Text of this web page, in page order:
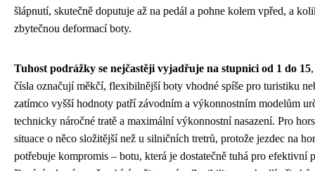
šlápnutí, skutečně doputuje až na pedál a pohne kolem vpřed, a
zbytečnou deformací boty.
Tuhost podrážky se nejčastěji vyjadřuje na stupnici od 1 do 15
čísla označují měkčí, flexibilnější boty vhodné spíše pro turistiku
zatímco vyšší hodnoty patří závodním a výkonnostním modelům
technicky náročné tratě a maximální výkonnostní nasazení. Pro
situace o něco složitější než u silničních tretrů, protože jezdec na
potřebuje kompromis – botu, která je dostatečně tuhá pro efektivní